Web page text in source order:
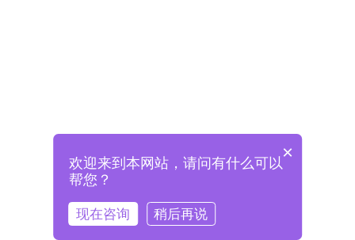
登录即表示已阅读并同意《格兰德官网用户协议》
×
欢迎来到本网站，请问有什么可以
帮您？
现在咨询 稍后再说